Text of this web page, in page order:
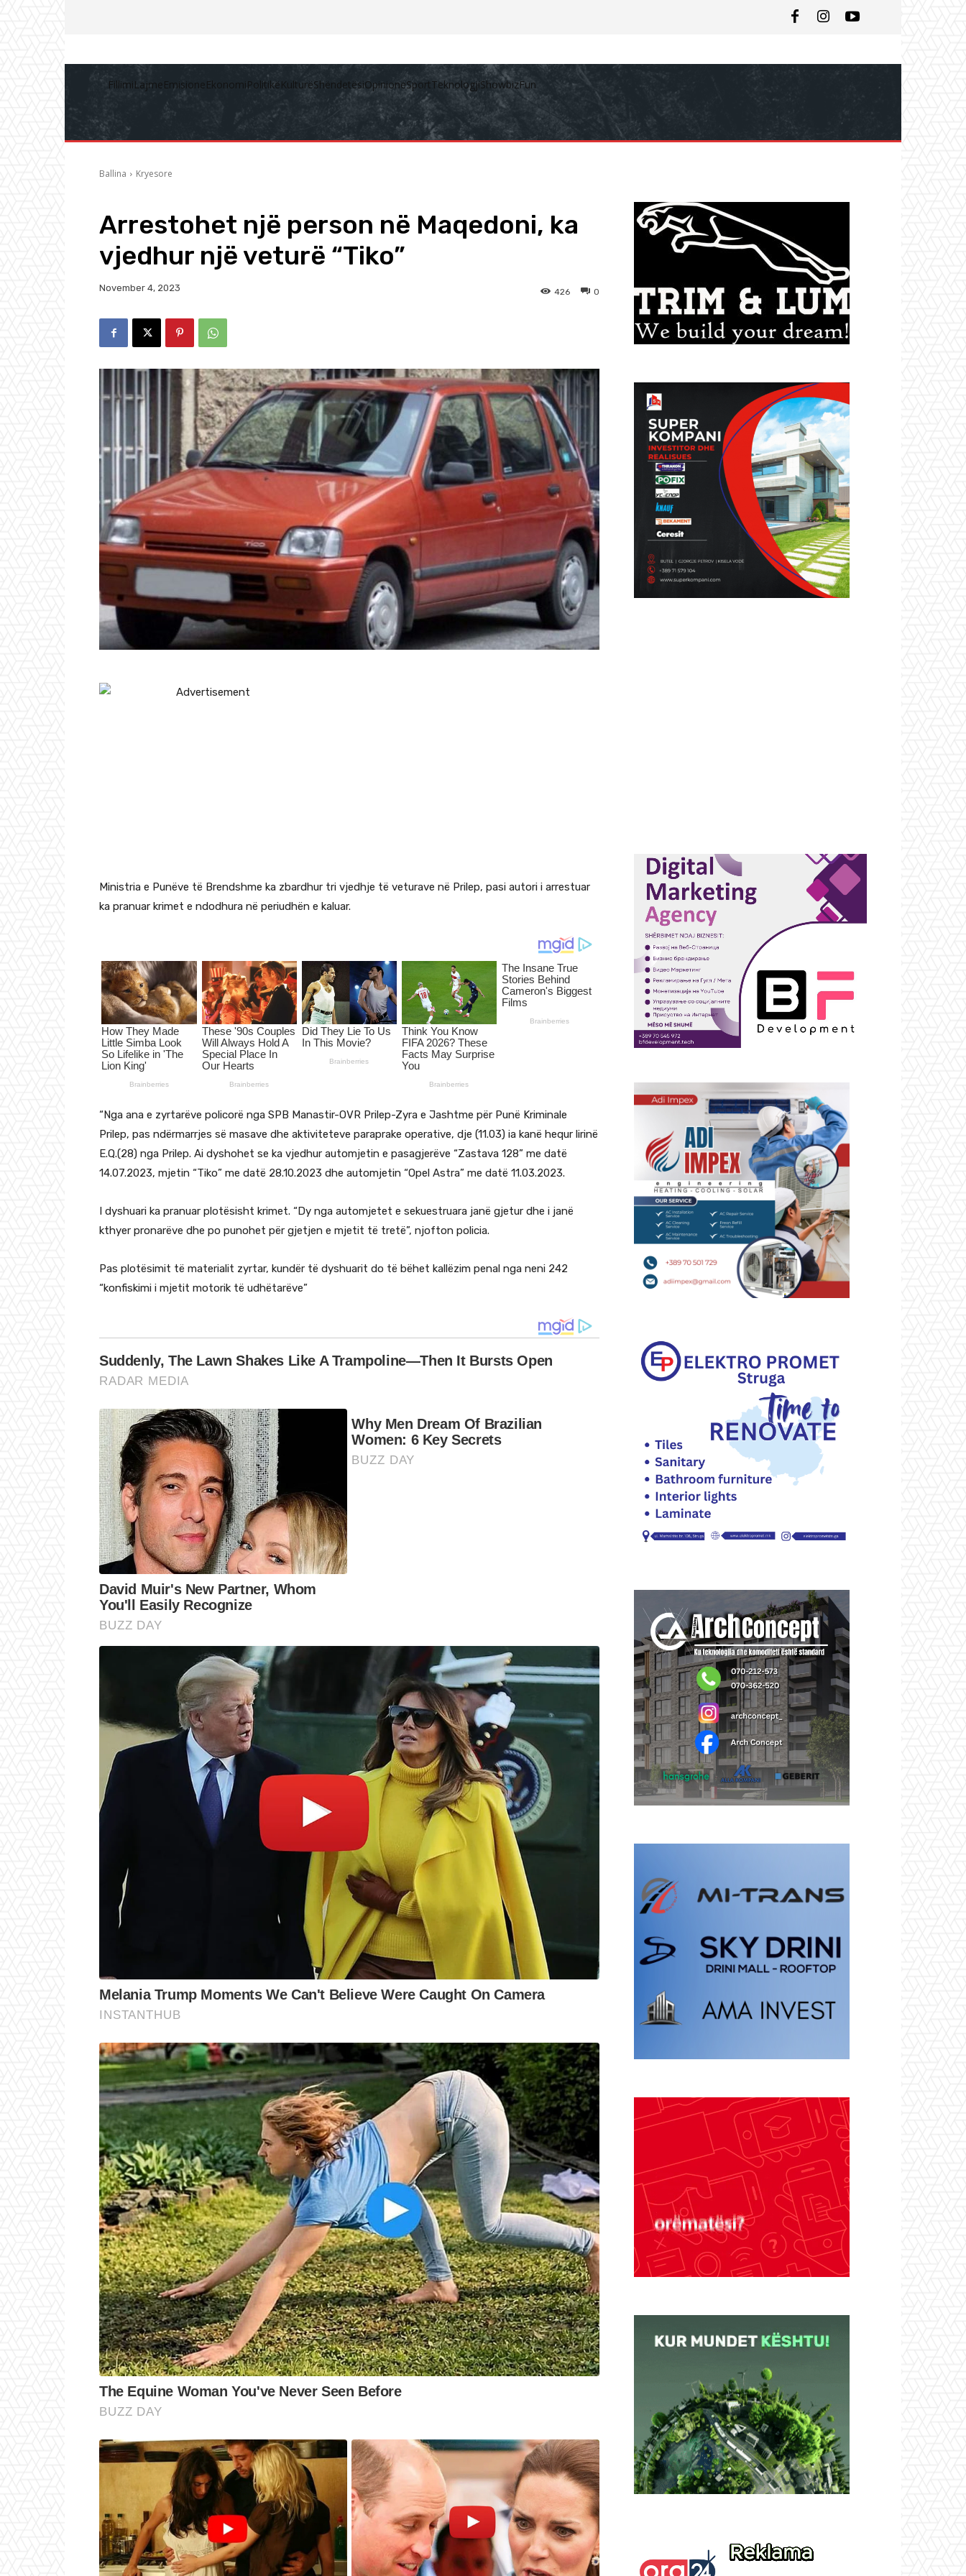
FillimiLajmeEmisioneEkonomiPolitikëKulturëShëndetësiOpinioneSportTeknologjiShowbizFun
Ballina Kryesore
Arrestohet një person në Maqedoni, ka
vjedhur një veturë “Tiko”
November 4, 2023 0
426
Ministria e Punëve të Brendshme ka zbardhur tri vjedhje të veturave në Prilep, pasi autori i arrestuar
ka pranuar krimet e ndodhura në periudhën e kaluar.
“Nga ana e zyrtarëve policorë nga SPB Manastir-OVR Prilep-Zyra e Jashtme për Punë Kriminale
Prilep, pas ndërmarrjes së masave dhe aktiviteteve paraprake operative, dje (11.03) ia kanë hequr lirinë
E.Q.(28) nga Prilep. Ai dyshohet se ka vjedhur automjetin e pasagjerëve “Zastava 128” me datë
14.07.2023, mjetin “Tiko” me datë 28.10.2023 dhe automjetin “Opel Astra” me datë 11.03.2023.
I dyshuari ka pranuar plotësisht krimet. “Dy nga automjetet e sekuestruara janë gjetur dhe i janë
kthyer pronarëve dhe po punohet për gjetjen e mjetit të tretë”, njofton policia.
Pas plotësimit të materialit zyrtar, kundër të dyshuarit do të bëhet kallëzim penal nga neni 242
“konfiskimi i mjetit motorik të udhëtarëve”